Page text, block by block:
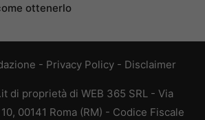
ottenerlo
- Privacy Policy - Disclaimer
di proprietà di WEB 365 SRL - Via
00141 Roma (RM) - Codice Fiscale